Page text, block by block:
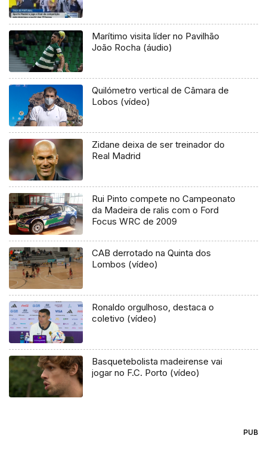
Marítimo visita líder no Pavilhão
João Rocha (áudio)
Quilómetro vertical de Câmara de
Lobos (vídeo)
Zidane deixa de ser treinador do
Real Madrid
Rui Pinto compete no Campeonato
da Madeira de ralis com o Ford
Focus WRC de 2009
CAB derrotado na Quinta dos
Lombos (vídeo)
Ronaldo orgulhoso, destaca o
coletivo (vídeo)
Basquetebolista madeirense vai
jogar no F.C. Porto (vídeo)
PUB